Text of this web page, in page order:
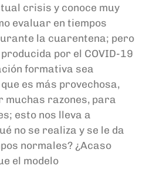
crisis y conoce muy
evaluar en tiempos
la cuarentena; pero
producida por el COVID-19
formativa sea
es más provechosa,
muchas razones, para
; esto nos lleva a
no se realiza y se le da
normales? ¿Acaso
el modelo